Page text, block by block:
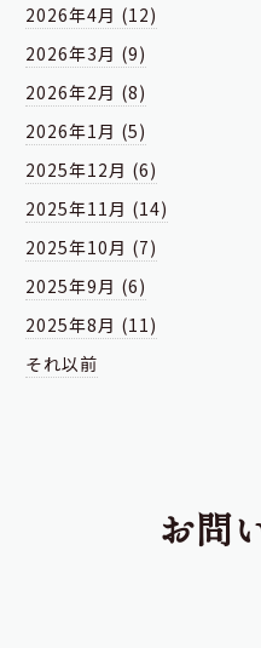
2026年4月 (12)
2026年3月 (9)
2026年2月 (8)
2026年1月 (5)
2025年12月 (6)
2025年11月 (14)
2025年10月 (7)
2025年9月 (6)
2025年8月 (11)
それ以前
お問